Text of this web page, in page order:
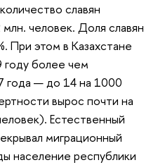
славян
человек. Доля славян
При этом в Казахстане
более чем
года — до 14 на 1000
вырос почти на
Естественный
миграционный
население республики